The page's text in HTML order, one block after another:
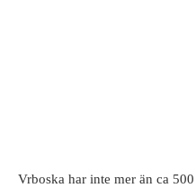
Vrboska har inte mer än ca